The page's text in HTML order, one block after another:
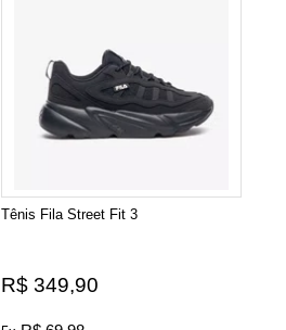
Tênis Fila Street Fit 3
R$ 349,90